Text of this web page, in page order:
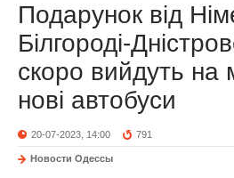
Подарунок від
Білгороді-
скоро вийдуть на
нові автобуси
20-07-2023, 14:00 791
Новости Одессы